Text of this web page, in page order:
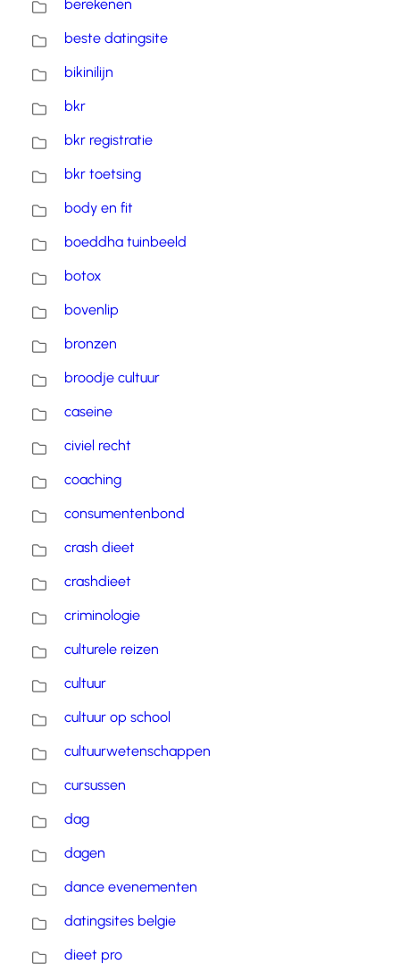
berekenen
beste datingsite
bikinilijn
bkr
bkr registratie
bkr toetsing
body en fit
boeddha tuinbeeld
botox
bovenlip
bronzen
broodje cultuur
caseine
civiel recht
coaching
consumentenbond
crash dieet
crashdieet
criminologie
culturele reizen
cultuur
cultuur op school
cultuurwetenschappen
cursussen
dag
dagen
dance evenementen
datingsites belgie
dieet pro